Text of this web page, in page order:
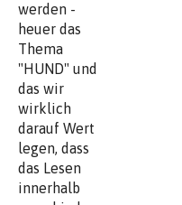
werden -
heuer das
Thema
"HUND" und
das wir
wirklich
darauf Wert
legen, dass
das Lesen
innerhalb